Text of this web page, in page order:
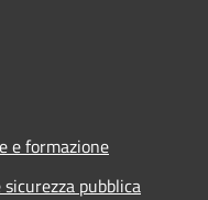
e formazione
pubblica